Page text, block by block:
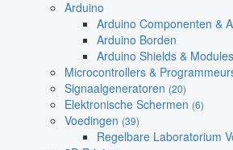
Arduino
Arduino Componenten &
Arduino Borden
Arduino Shields & Modules
Microcontrollers &
Signaalgeneratoren (20)
Elektronische Schermen (6)
Voedingen (39)
Regelbare Laboratorium